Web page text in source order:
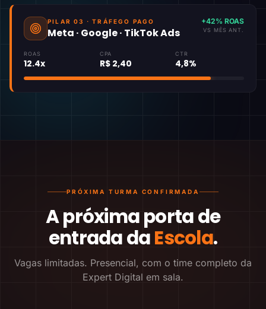
PILAR 03 · TRÁFEGO PAGO
Meta · Google · TikTok Ads
+42% ROAS
VS MÊS ANT.
ROAS
12.4x
CPA
R$ 2,40
CTR
4,8%
PRÓXIMA TURMA CONFIRMADA
A próxima porta de
entrada daEscola.
Vagas limitadas. Presencial, com o time completo da
Expert Digital em sala.